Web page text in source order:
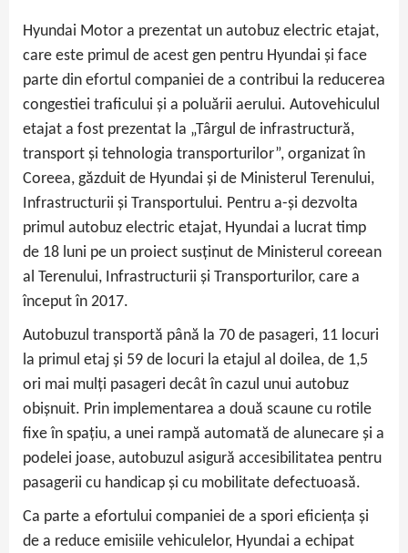
Hyundai Motor a prezentat un autobuz electric etajat,
care este primul de acest gen pentru Hyundai și face
parte din efortul companiei de a contribui la reducerea
congestiei traficului și a poluării aerului. Autovehiculul
etajat a fost prezentat la „Târgul de infrastructură,
transport și tehnologia transporturilor”, organizat în
Coreea, găzduit de Hyundai și de Ministerul Terenului,
Infrastructurii și Transportului. Pentru a-și dezvolta
primul autobuz electric etajat, Hyundai a lucrat timp
de 18 luni pe un proiect susținut de Ministerul coreean
al Terenului, Infrastructurii și Transporturilor, care a
început în 2017.
Autobuzul transportă până la 70 de pasageri, 11 locuri
la primul etaj și 59 de locuri la etajul al doilea, de 1,5
ori mai mulți pasageri decât în cazul unui autobuz
obișnuit. Prin implementarea a două scaune cu rotile
fixe în spațiu, a unei rampă automată de alunecare și a
podelei joase, autobuzul asigură accesibilitatea pentru
pasagerii cu handicap și cu mobilitate defectuoasă.
Ca parte a efortului companiei de a spori eficiența și
de a reduce emisiile vehiculelor, Hyundai a echipat